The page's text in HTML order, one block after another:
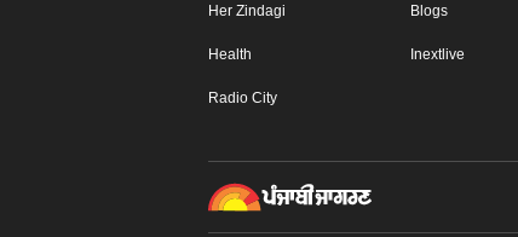
Her Zindagi Blogs
Health Inextlive
Radio City